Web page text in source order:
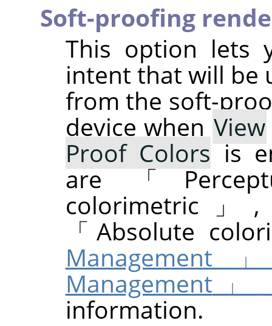
Soft-proofing
This option lets
intent that will be
from the soft-
device when View
Proof Colorsis
are「
colorimetric 」
「Absolute
Management
Management 」
information.